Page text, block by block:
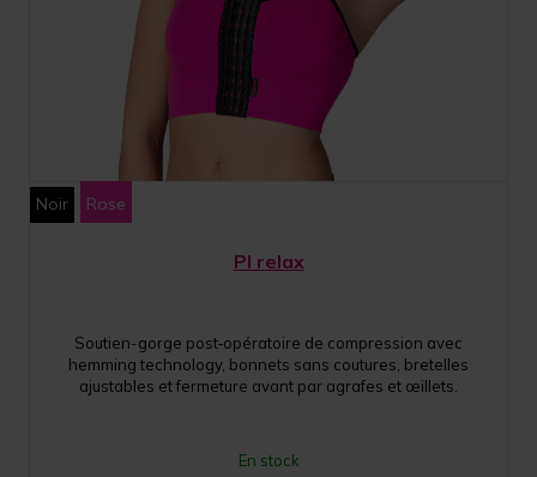
Noir Rose
PI relax
Soutien-gorge post‑opératoire de compression avec
hemming technology, bonnets sans coutures, bretelles
ajustables et fermeture avant par agrafes et œillets.
En stock